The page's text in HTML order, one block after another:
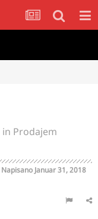
in Prodajem
Napisano Januar 31, 2018